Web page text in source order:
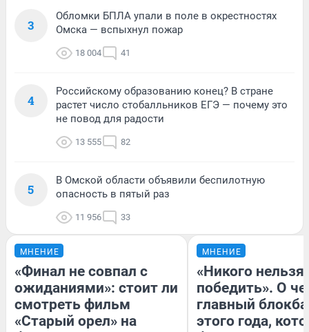
3
Обломки БПЛА упали в поле в окрестностях
Омска — вспыхнул пожар
18 004 41
4
Российскому образованию конец? В стране
растет число стобалльников ЕГЭ — почему это
не повод для радости
13 555 82
5
В Омской области объявили беспилотную
опасность в пятый раз
11 956 33
МНЕНИЕ
«Финал не совпал с
ожиданиями»: стоит ли
смотреть фильм
«Старый орел» на
МНЕНИЕ
«Никого нельзя
победить». О
главный
этого года,